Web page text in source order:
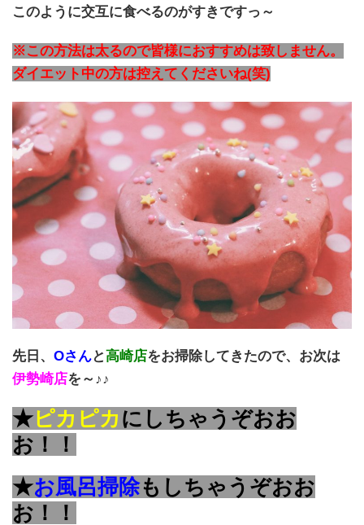
このように交互に食べるのがすきですっ～
※この方法は太るので皆様におすすめは致しません。
ダイエット中の方は控えてくださいね(笑)
先日、 Oさんと高崎店をお掃除してきたので、お次は
伊勢崎店を～♪♪
★ピカピカ にしちゃうぞおお
お！！
★お風呂掃除もしちゃうぞおお
お！！